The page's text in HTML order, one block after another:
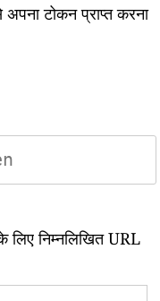
टोकन प्राप्त करना
निम्नलिखित URL